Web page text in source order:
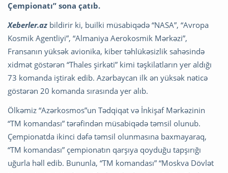
Çempionatı” sona çatıb.
Xeberler.az bildirir ki, builki müsabiqədə “NASA”, “Avropa
Kosmik Agentliyi”, “Almaniya Aerokosmik Mərkəzi”,
Fransanın yüksək avionika, kiber təhlükəsizlik sahəsində
xidmət göstərən “Thales şirkəti” kimi təşkilatların yer aldığı
73 komanda iştirak edib. Azərbaycan ilk ən yüksək nəticə
göstərən 20 komanda sırasında yer alıb.
Ölkəmiz “Azərkosmos”un Tədqiqat və İnkişaf Mərkəzinin
“TM komandası” tərəfindən müsabiqədə təmsil olunub.
Çempionatda ikinci dəfə təmsil olunmasına baxmayaraq,
“TM komandası” çempionatın qarşıya qoyduğu tapşırığı
uğurla həll edib. Bununla, “TM komandası” “Moskva Dövlət